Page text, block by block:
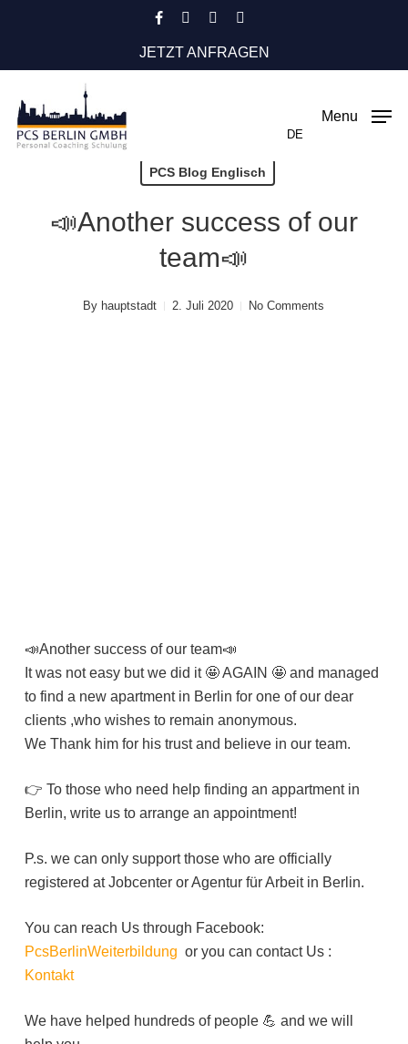
JETZT ANFRAGEN
DE
Menu
PCS Blog Englisch
📣Another success of our
team📣
By hauptstadt 2. Juli 2020 No Comments
📣Another success of our team📣
It was not easy but we did it 🤩 AGAIN 🤩 and managed
to find a new apartment in Berlin for one of our dear
clients ,who wishes to remain anonymous.
We Thank him for his trust and believe in our team.
👉 To those who need help finding an appartment in
Berlin, write us to arrange an appointment!
P.s. we can only support those who are officially
registered at Jobcenter or Agentur für Arbeit in Berlin.
You can reach Us through Facebook:
PcsBerlinWeiterbildung or you can contact Us :
Kontakt
We have helped hundreds of people 💪 and we will